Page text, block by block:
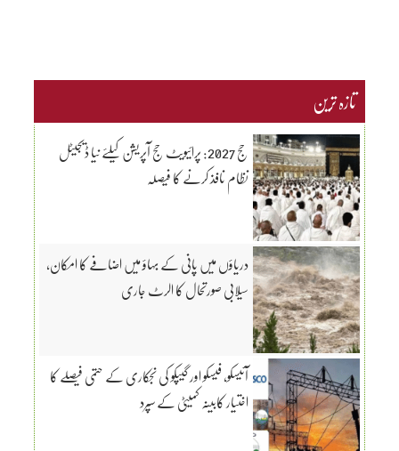
تازہ ترین
حج 2027: پرائیویٹ حج آپریشن کیلئے نیا ڈیجیٹل
نظام نافذ کرنے کا فیصلہ
دریاؤں میں پانی کے بہاؤ میں اضافے کا امکان،
سیلابی صورتحال کا الرٹ جاری
آئیسکو، فیسکو اور گیپکو کی نجکاری کے حتمی فیصلے کا
اختیار کابینہ کمیٹی کے سپرد